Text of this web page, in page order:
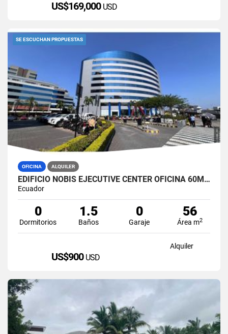
US$169,000 USD
SE ESCUCHAN PROPUESTAS
OFICINA ALQUILER
EDIFICIO NOBIS EJECUTIVE CENTER OFICINA 60M2 EN ALQUILER AMOBLADA
Ecuador
0
Dormitorios
1.5
Baños
0
Garaje
56
Área m2
Alquiler
US$900 USD